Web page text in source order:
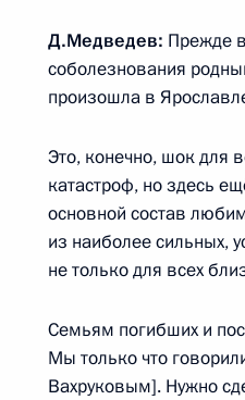
Поездка в Ярославль
Президенты России
«Локомотива»
Дмитрий Медведев
Д.Медведев: Прежде
соболезнования
произошла в
Это, конечно, шок для
катастроф, но здесь
основной состав
из наиболее сильных,
не только для всех
Семьям погибших и
Мы только что
Вахруковым]. Нужно